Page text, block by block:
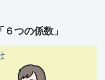
６つの係数」